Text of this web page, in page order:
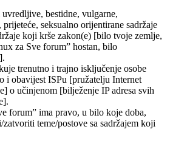
uvredljive, bestidne, vulgarne,
seksualno orijentirane sadržaje
koji krše zakon(e) [bilo tvoje zemlje,
za Sve forum” hostan, bilo
trenutno i trajno isključenje osobe
i obavijest ISPu [pružatelju Internet
o učinjenom [bilježenje IP adresa svih
forum” ima pravo, u bilo koje doba,
teme/postove sa sadržajem koji